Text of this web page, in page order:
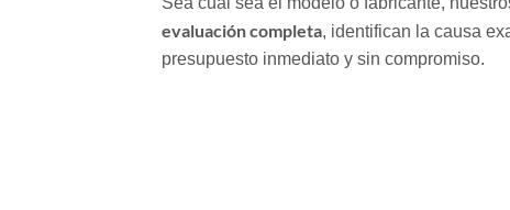
evaluación completa, identifican la causa
presupuesto inmediato y sin compromiso.